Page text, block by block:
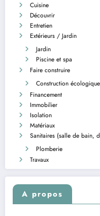
Cuisine
Découvrir
Entretien
Extérieurs / Jardin
Jardin
Piscine et spa
Faire construire
Construction écologique
Financement
Immobilier
Isolation
Matériaux
Sanitaires (salle de bain,
Plomberie
Travaux
A propos